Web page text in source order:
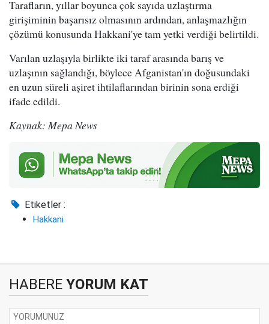
Tarafların, yıllar boyunca çok sayıda uzlaştırma
girişiminin başarısız olmasının ardından, anlaşmazlığın
çözümü konusunda Hakkani'ye tam yetki verdiği belirtildi.
Varılan uzlaşıyla birlikte iki taraf arasında barış ve
uzlaşının sağlandığı, böylece Afganistan'ın doğusundaki
en uzun süreli aşiret ihtilaflarından birinin sona erdiği
ifade edildi.
Kaynak: Mepa News
Etiketler :
Hakkani
HABERE YORUM KAT